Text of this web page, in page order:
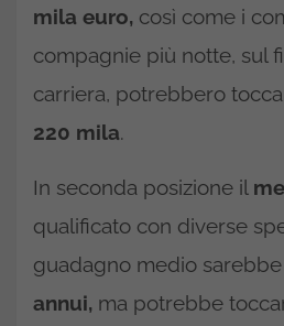
mila euro, così come i
compagnie più notte, sul
carriera, potrebbero
220 mila.
In seconda posizione il
qualificato con diverse
guadagno medio sarebbe
annui, ma potrebbe